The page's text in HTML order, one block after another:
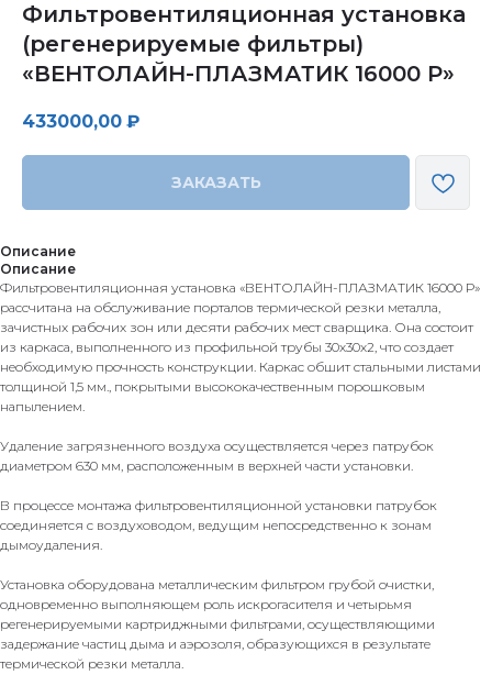
Фильтровентиляционная установка
(регенерируемые фильтры)
«ВЕНТОЛАЙН-ПЛАЗМАТИК 16000 Р»
433000,00 ₽
ЗАКАЗАТЬ
Описание
Описание
Фильтровентиляционная установка «ВЕНТОЛАЙН-ПЛАЗМАТИК 16000 Р»
рассчитана на обслуживание порталов термической резки металла,
зачистных рабочих зон или десяти рабочих мест сварщика. Она состоит
из каркаса, выполненного из профильной трубы 30х30х2, что создает
необходимую прочность конструкции. Каркас обшит стальными листами
толщиной 1,5 мм., покрытыми высококачественным порошковым
напылением.
Удаление загрязненного воздуха осуществляется через патрубок
диаметром 630 мм, расположенным в верхней части установки.
В процессе монтажа фильтровентиляционной установки патрубок
соединяется с воздуховодом, ведущим непосредственно к зонам
дымоудаления.
Установка оборудована металлическим фильтром грубой очистки,
одновременно выполняющем роль искрогасителя и четырьмя
регенерируемыми картриджными фильтрами, осуществляющими
задержание частиц дыма и аэрозоля, образующихся в результате
термической резки металла.